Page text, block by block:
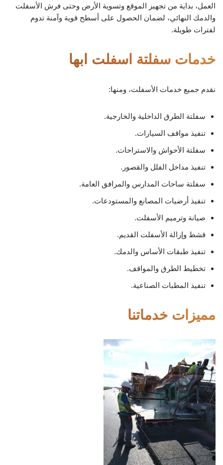
العمل، بداية من تجهيز الموقع وتسوية الأرض وحتى فرش الأسفلت
والدمك النهائي، لضمان الحصول على أسطح قوية وآمنة تدوم
لفترات طويلة.
خدمات سفلتة اسفلت ابها
نقدم جميع خدمات الأسفلت، ومنها:
سفلتة الطرق الداخلية والخارجية.
تنفيذ مواقف السيارات.
سفلتة الأحواش والاستراحات.
تنفيذ مداخل الفلل والقصور.
سفلتة ساحات المدارس والمرافق العامة.
تنفيذ أرضيات المصانع والمستودعات.
صيانة وترميم الأسفلت.
قشط وإزالة الأسفلت القديم.
تنفيذ طبقات الأساس والدمك.
تخطيط الطرق والمواقف.
تنفيذ المطبات الصناعية.
مميزات خدماتنا